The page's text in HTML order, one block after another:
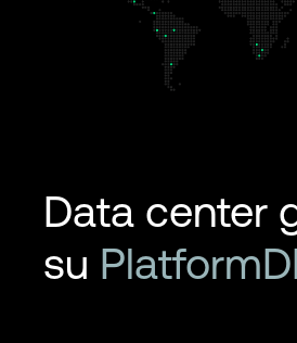
Data center
su